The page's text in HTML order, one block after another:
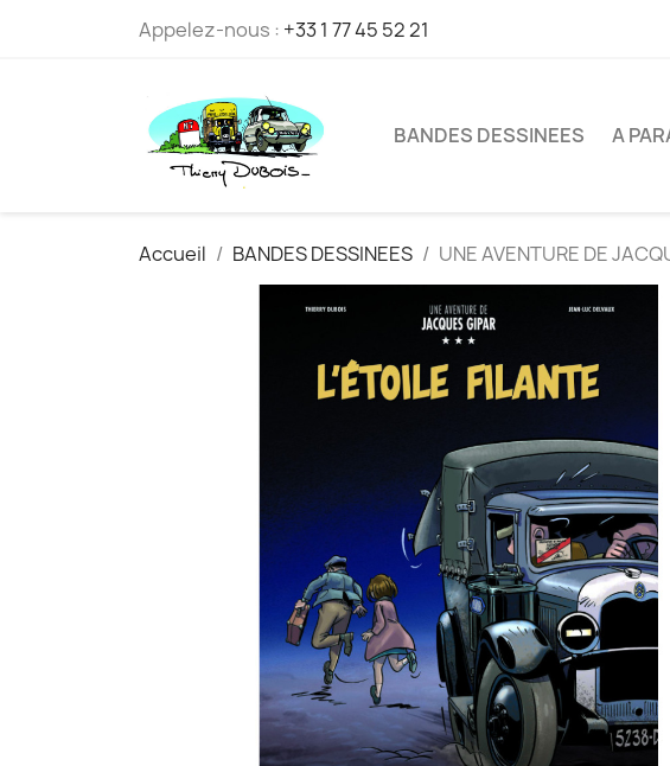
Appelez-nous : +33 1 77 45 52 21
BANDES DESSINEES A
Accueil BANDES DESSINEES UNE AVENTURE DE